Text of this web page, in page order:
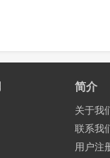
简介
关于我
联系我
用户注